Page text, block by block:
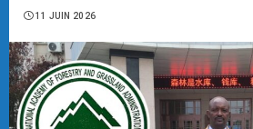
11 JUIN 2026